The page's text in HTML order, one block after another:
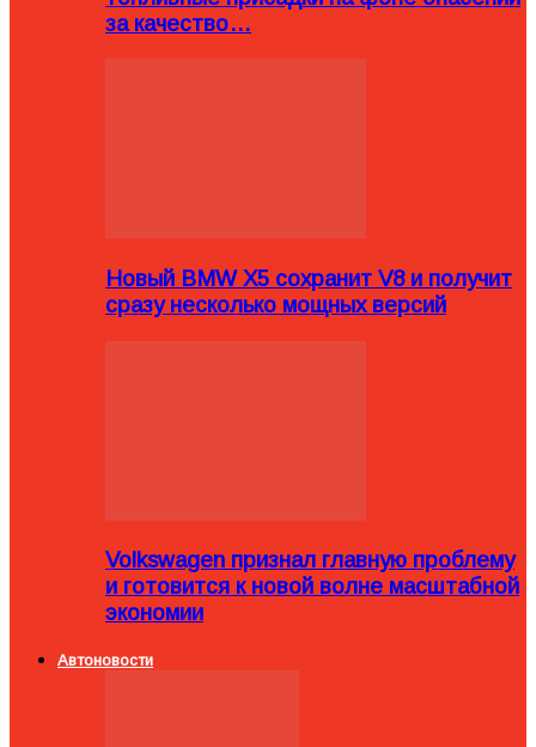
за качество…
Новый BMW X5 сохранит V8 и получит
сразу несколько мощных версий
Volkswagen признал главную проблему
и готовится к новой волне масштабной
экономии
Автоновости